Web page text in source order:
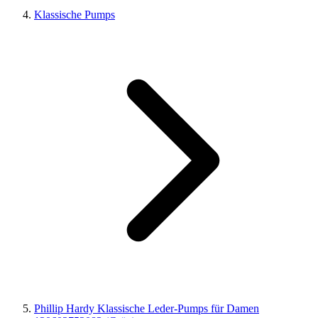
Klassische Pumps
Phillip Hardy Klassische Leder-Pumps für Damen